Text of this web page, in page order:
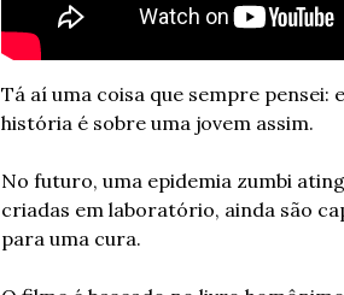
Tá aí uma coisa que sempre
história é sobre uma jovem assim.
No futuro, uma epidemia zumbi
criadas em laboratório, ainda são
para uma cura.